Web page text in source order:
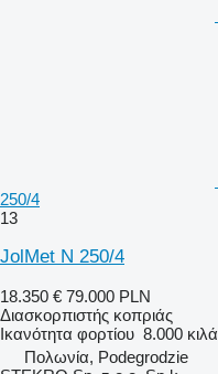
250/4
13
JolMet N 250/4
18.350 € 79.000 PLN
Διασκορπιστής κοπριάς
Ικανότητα φορτίου 8.000 κιλά
Πολωνία, Podegrodzie